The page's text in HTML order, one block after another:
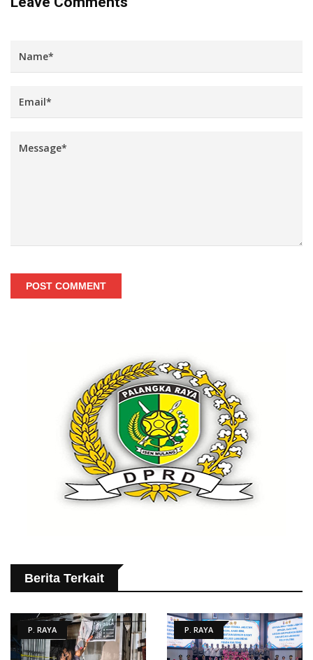
POST COMMENT
Berita Terkait
P. RAYA P. RAYA